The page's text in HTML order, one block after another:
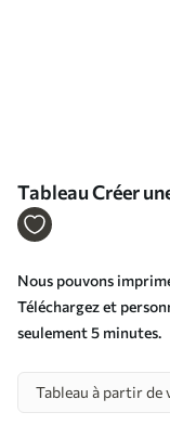
Tableau Créer
s33441
Nous pouvons
Téléchargez et
seulement 5 minutes.
Tableau à partir